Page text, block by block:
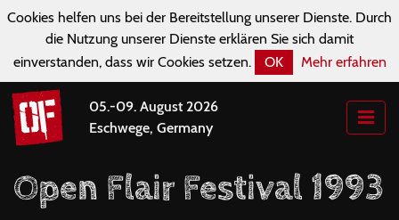
Cookies helfen uns bei der Bereitstellung unserer Dienste. Durch
die Nutzung unserer Dienste erklären Sie sich damit
einverstanden, dass wir Cookies setzen.
OK Mehr erfahren
05.-09. August 2026
Eschwege, Germany
Open Flair Festival 1993